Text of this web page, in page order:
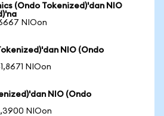
(Ondo Tokenized)'dan NIO
NIOon
NIO (Ondo
NIOon
NIO (Ondo
NIOon